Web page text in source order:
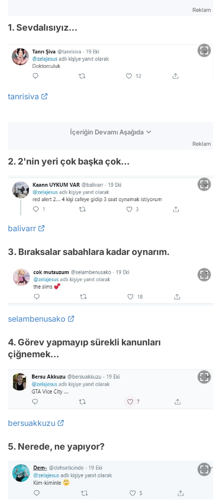
Reklam
1. Sevdalısıyız...
tanrisiva
İçeriğin Devamı Aşağıda
Reklam
2. 2'nin yeri çok başka çok...
balivarr
3. Bıraksalar sabahlara kadar oynarım.
selambenusako
4. Görev yapmayıp sürekli kanunları
çiğnemek...
bersuakkuzu
5. Nerede, ne yapıyor?